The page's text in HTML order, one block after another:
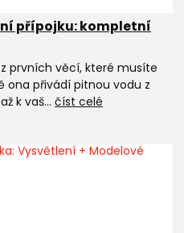
přípojku: kompletní
prvních věcí, které musíte
ona přivádí pitnou vodu z
k vaš... číst celé